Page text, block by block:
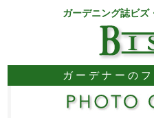
ガーデニング誌ビズ
ガーデナーの